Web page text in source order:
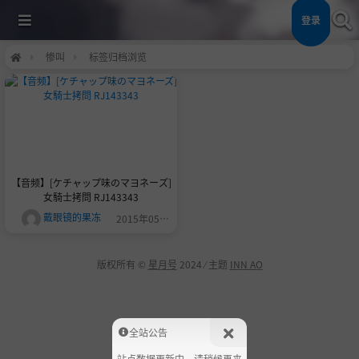
登录
惨叫 标签归档浏览
【音频】[ケチャップ味のマヨネーズ]
女騎士拷問 RJ143343
戴眼镜的果冻
2015年05月17日
版权所有 © 星月号 2024 ⁄ 主题 INN AO
全站公告